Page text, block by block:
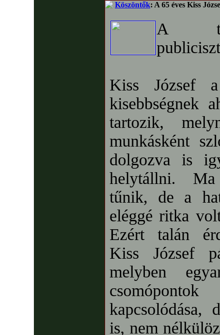
Köszöntők: A 65 éves Kiss
A
Kiss József
kisebbségnek
tartozik,
munkásként
dolgozva is
helytállni. Ma
tűnik, de a
eléggé ritka
Ezért talán
Kiss József
melyben
kapcsolódása,
is, nem